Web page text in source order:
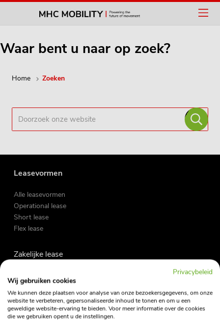
Waar bent u naar op zoek?
Home Zoeken
Leasevormen
Alle leasevormen
Operational lease
Short lease
Flex lease
Zakelijke lease
Occasions
Fietslease
Privacybeleid
Wij gebruiken cookies
We kunnen deze plaatsen voor analyse van onze bezoekersgegevens, om onze
website te verbeteren, gepersonaliseerde inhoud te tonen en om u een
geweldige website-ervaring te bieden. Voor meer informatie over de cookies
die we gebruiken opent u de instellingen.